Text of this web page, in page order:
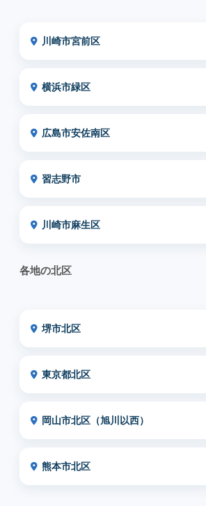
川崎市宮前区
横浜市緑区
広島市安佐南区
習志野市
川崎市麻生区
各地の北区
堺市北区
東京都北区
岡山市北区（旭川以西）
熊本市北区